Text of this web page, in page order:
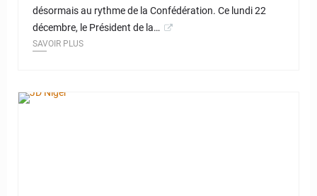
désormais au rythme de la Confédération. Ce lundi 22
décembre, le Président de la…
SAVOIR PLUS